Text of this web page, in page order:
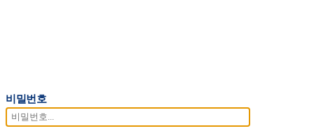
비밀번호